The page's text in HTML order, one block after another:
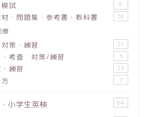
試 6
・問題集・参考書・教科書 50
憶
策・練習 21
・考査 対策/練習 5
練習 23
7
小学生英検 64